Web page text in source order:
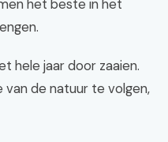
het beste in het
hele jaar door zaaien.
van de natuur te volgen,